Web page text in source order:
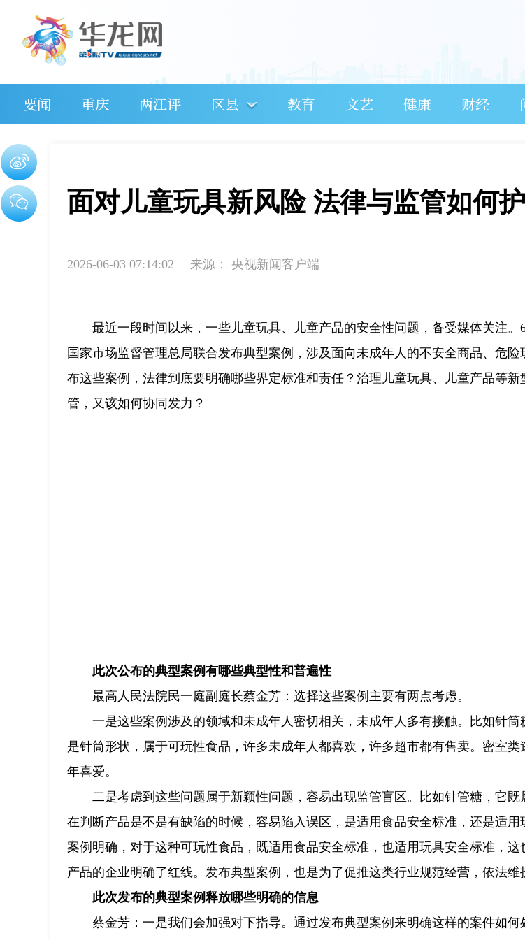
要闻 重庆 两江评 区县 教育 文艺 健康 财经
面对儿童玩具新风险 法律与监管如何
2026-06-03 07:14:02 来源： 央视新闻客户端
最近一段时间以来，一些儿童玩具、儿童产品的安全性问题，备受媒体关注。
国家市场监督管理总局联合发布典型案例，涉及面向未成年人的不安全商品、危
布这些案例，法律到底要明确哪些界定标准和责任？治理儿童玩具、儿童产品等新
管，又该如何协同发力？
此次公布的典型案例有哪些典型性和普遍性
最高人民法院民一庭副庭长蔡金芳：选择这些案例主要有两点考虑。
一是这些案例涉及的领域和未成年人密切相关，未成年人多有接触。比如针
是针筒形状，属于可玩性食品，许多未成年人都喜欢，许多超市都有售卖。密室
年喜爱。
二是考虑到这些问题属于新颖性问题，容易出现监管盲区。比如针管糖，它既
在判断产品是不是有缺陷的时候，容易陷入误区，是适用食品安全标准，还是适
案例明确，对于这种可玩性食品，既适用食品安全标准，也适用玩具安全标准，
产品的企业明确了红线。发布典型案例，也是为了促推这类行业规范经营，依法维
此次发布的典型案例释放哪些明确的信息
蔡金芳：一是我们会加强对下指导。通过发布典型案例来明确这样的案件如